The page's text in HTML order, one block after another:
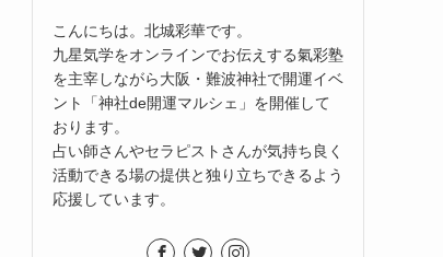
こんにちは。北城彩華です。
九星気学をオンラインでお伝えする氣彩塾
を主宰しながら大阪・難波神社で開運イベ
ント「神社de開運マルシェ」を開催して
おります。
占い師さんやセラピストさんが気持ち良く
活動できる場の提供と独り立ちできるよう
応援しています。